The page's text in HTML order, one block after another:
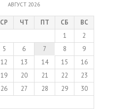
АВГУСТ 2026
СР ЧТ ПТ СБ
ВС
1
2
5 6 7 8
9
12 13 14 15
16
19 20 21 22
23
26 27 28 29
30